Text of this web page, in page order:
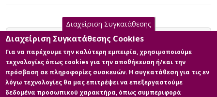
Περιέχει
SPSS
Διαχείριση Συγκατάθεσης
Διαχείριση Συγκατάθεσης Cookies
Για να παρέχουμε την καλύτερη εμπειρία, χρησιμοποιούμε
τεχνολογίες όπως cookies για την αποθήκευση ή/και την
πρόσβαση σε πληροφορίες συσκευών. Η συγκατάθεση για τις εν
λόγω τεχνολογίες θα μας επιτρέψει να επεξεργαστούμε
δεδομένα προσωπικού χαρακτήρα, όπως συμπεριφορά